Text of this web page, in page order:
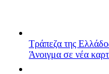
Τράπεζα της
Άνοιγμα σε νέα